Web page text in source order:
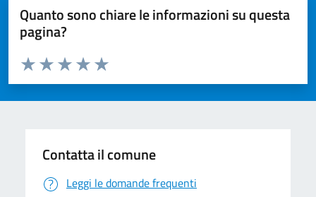
Quanto sono chiare le informazioni su questa
pagina?
Valuta da 1 a 5 stelle la pagina
Valuta 5 stelle su 5
Valuta 4 stelle su 5
Valuta 3 stelle su 5
Valuta 2 stelle su 5
Valuta 1 stelle su 5
Contatta il comune
Leggi le domande frequenti